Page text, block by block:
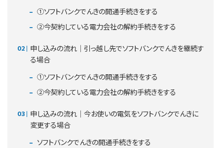
①ソフトバンクでんきの開通手続きをする
②今契約している電力会社の解約手続きをする
申し込みの流れ｜引っ越し先でソフトバンクでんきを継続す
る場合
①ソフトバンクでんきの開通手続きをする
②今契約している電力会社の解約手続きをする
申し込みの流れ｜今お使いの電気をソフトバンクでんきに
変更する場合
ソフトバンクでんきの開通手続きをする